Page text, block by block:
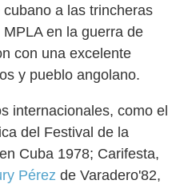
a las trincheras
en la guerra de
con una excelente
y pueblo angolano.
internacionales, como el
del Festival de la
Cuba 1978; Carifesta,
Pérez de Varadero'82,